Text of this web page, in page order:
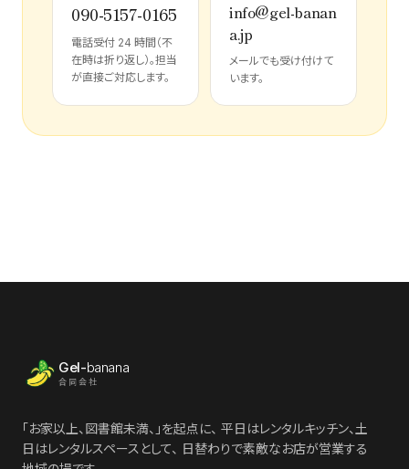
090-5157-0165
電話受付 24 時間（不
在時は折り返し）。担当
が直接ご対応します。
info@gel-banan
a.jp
メールでも受け付けて
います。
Gel-banana
合同会社
「お家以上、図書館未満、」を起点に、 平日はレンタルキッチン、土
日はレンタルスペースとして、 日替わりで素敵なお店が営業する